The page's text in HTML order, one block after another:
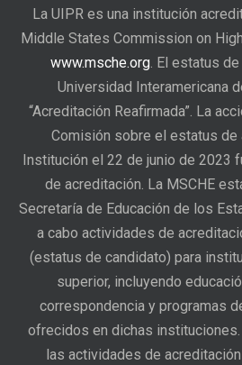
La UIPR es una institución
Middle States Commission on
www.msche.org. El estatus
Universidad Interamericana
“Acreditación Reafirmada”. La
Comisión sobre el estatus de
Institución el 22 de junio de 2023
de acreditación. La MSCHE
Secretaría de Educación de los
a cabo actividades de
(estatus de candidato) para
superior, incluyendo
correspondencia y programas
ofrecidos en dichas
las actividades de